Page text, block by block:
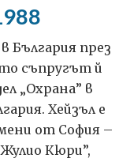
България през
съпругът й
„Охрана” в
Хейзъл е
от София –
Кюри”,